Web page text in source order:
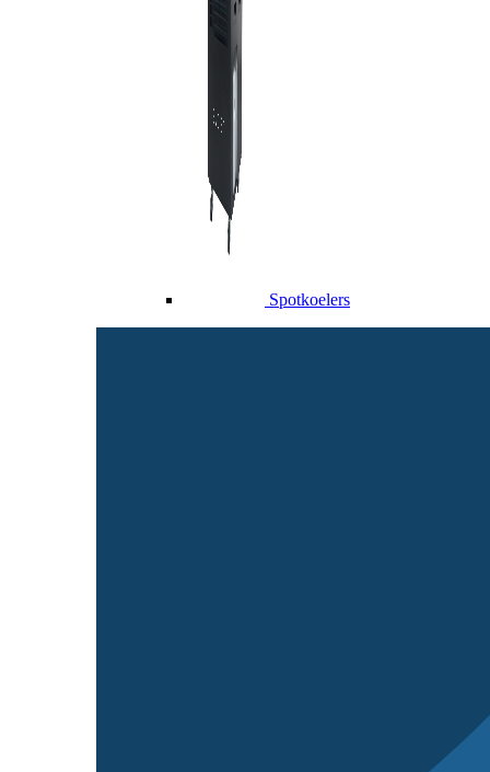
Spotkoelers